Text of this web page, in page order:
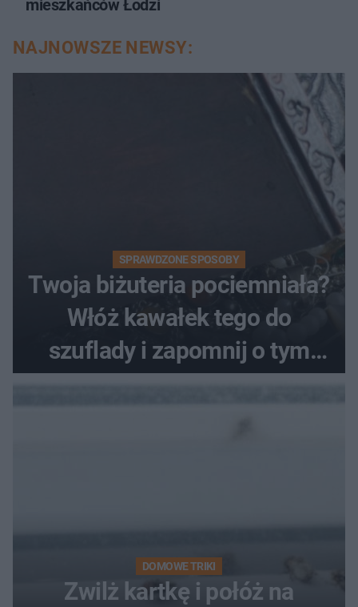
mieszkańców Łodzi
NAJNOWSZE NEWSY:
SPRAWDZONE SPOSOBY
Twoja biżuteria pociemniała?
Włóż kawałek tego do
szuflady i zapomnij o tym
DOMOWE TRIKI
Zwilż kartkę i połóż na